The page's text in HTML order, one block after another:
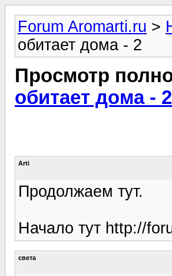
Forum Aromarti.ru >
обитает дома - 2
Просмотр
обитает дома - 2
Arti
Продолжаем тут.
Начало тут http://
света